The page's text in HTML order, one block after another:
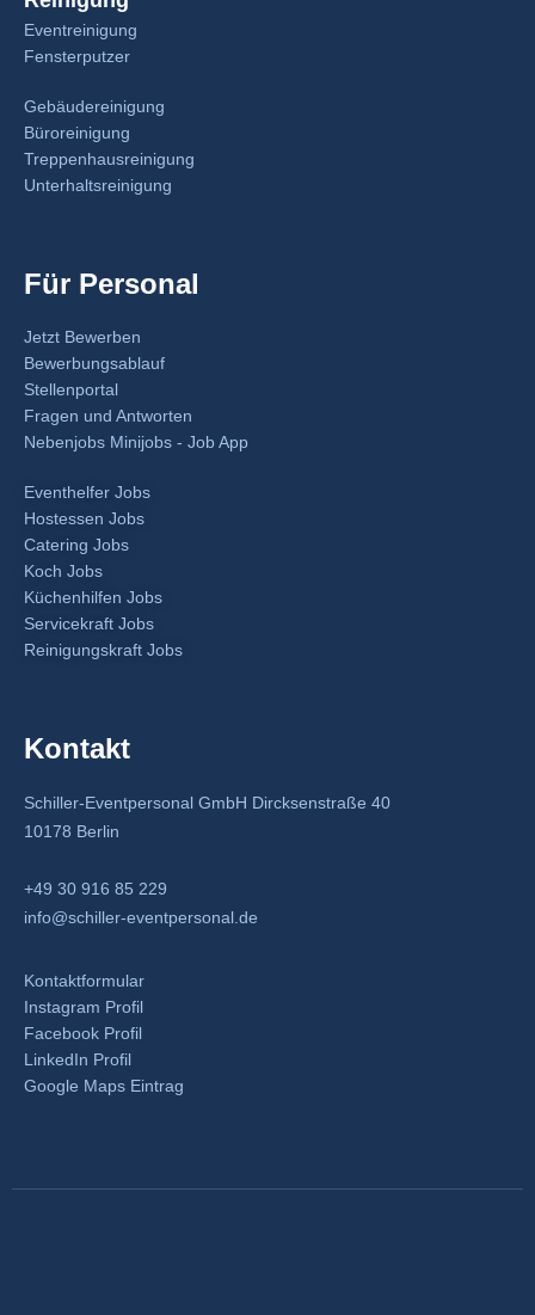
Eventreinigung
Fensterputzer
Gebäudereinigung
Büroreinigung
Treppenhausreinigung
Unterhaltsreinigung
Für Personal
Jetzt Bewerben
Bewerbungsablauf
Stellenportal
Fragen und Antworten
Nebenjobs Minijobs - Job App
Eventhelfer Jobs
Hostessen Jobs
Catering Jobs
Koch Jobs
Küchenhilfen Jobs
Servicekraft Jobs
Reinigungskraft Jobs
Kontakt
Schiller-Eventpersonal GmbH Dircksenstraße 40
10178 Berlin
+49 30 916 85 229
info@schiller-eventpersonal.de
Kontaktformular
Instagram Profil
Facebook Profil
LinkedIn Profil
Google Maps Eintrag